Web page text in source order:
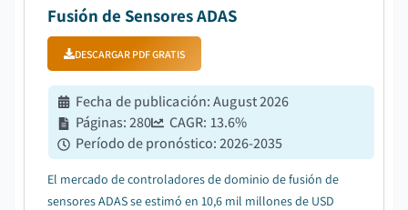
Fusión de Sensores ADAS
DESCARGAR PDF GRATIS
Fecha de publicación:August 2026
Páginas:280 CAGR: 13.6%
Período de pronóstico:2026-2035
El mercado de controladores de dominio de fusión de
sensores ADAS se estimó en 10,6 mil millones de USD